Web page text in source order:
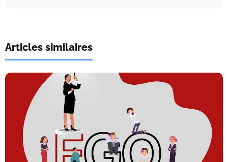
Articles similaires